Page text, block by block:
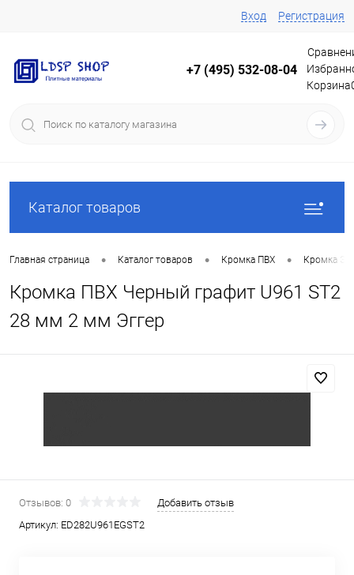
Вход Регистрация
+7 (495) 532-08-04
Корзина
Каталог товаров
Главная страница • Каталог товаров • Кромка ПВХ • Кромка
Кромка ПВХ Черный графит U961 ST2
28 мм 2 мм Эггер
Отзывов: 0
Добавить отзыв
Артикул: ED282U961EGST2